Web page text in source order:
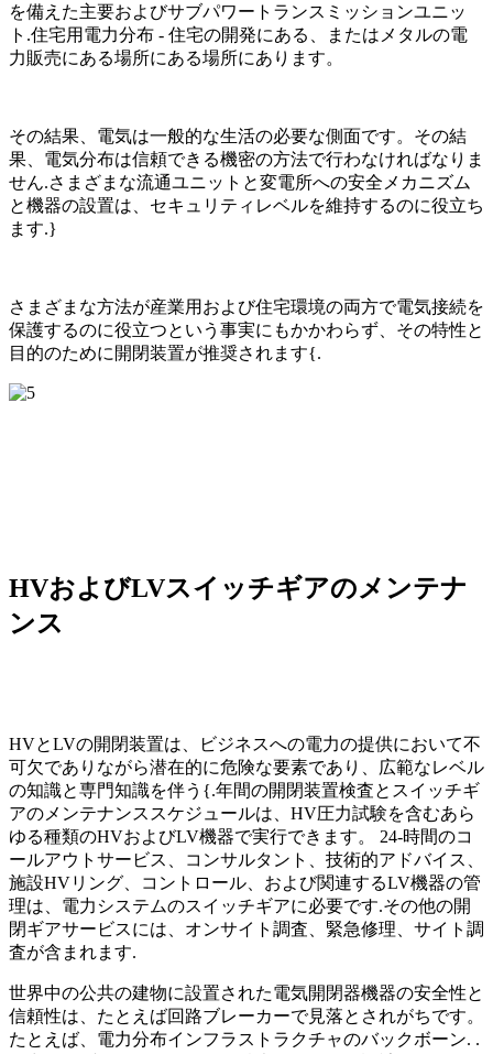
を備えた主要およびサブパワートランスミッションユニッ
ト.住宅用電力分布 - 住宅の開発にある、またはメタルの電
力販売にある場所にある場所にあります。
その結果、電気は一般的な生活の必要な側面です。その結
果、電気分布は信頼できる機密の方法で行わなければなりま
せん.さまざまな流通ユニットと変電所への安全メカニズム
と機器の設置は、セキュリティレベルを維持するのに役立ち
ます.}
さまざまな方法が産業用および住宅環境の両方で電気接続を
保護するのに役立つという事実にもかかわらず、その特性と
目的のために開閉装置が推奨されます{.
HVおよびLVスイッチギアのメンテナ
ンス
HVとLVの開閉装置は、ビジネスへの電力の提供において不
可欠でありながら潜在的に危険な要素であり、広範なレベル
の知識と専門知識を伴う{.年間の開閉装置検査とスイッチギ
アのメンテナンススケジュールは、HV圧力試験を含むあら
ゆる種類のHVおよびLV機器で実行できます。 24-時間のコ
ールアウトサービス、コンサルタント、技術的アドバイス、
施設HVリング、コントロール、および関連するLV機器の管
理は、電力システムのスイッチギアに必要です.その他の開
閉ギアサービスには、オンサイト調査、緊急修理、サイト調
査が含まれます.
世界中の公共の建物に設置された電気開閉器機器の安全性と
信頼性は、たとえば回路ブレーカーで見落とされがちです。
たとえば、電力分布インフラストラクチャのバックボーン. .